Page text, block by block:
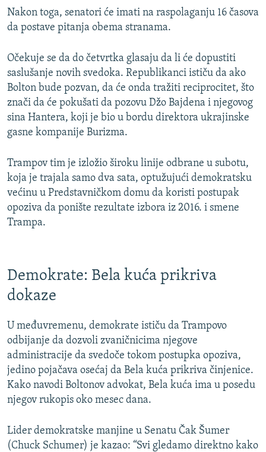
Nakon toga, senatori će imati na raspolaganju 16 časova
da postave pitanja obema stranama.
Očekuje se da do četvrtka glasaju da li će dopustiti
saslušanje novih svedoka. Republikanci ističu da ako
Bolton bude pozvan, da će onda tražiti reciprocitet, što
znači da će pokušati da pozovu Džo Bajdena i njegovog
sina Hantera, koji je bio u bordu direktora ukrajinske
gasne kompanije Burizma.
Trampov tim je izložio široku linije odbrane u subotu,
koja je trajala samo dva sata, optužujući demokratsku
većinu u Predstavničkom domu da koristi postupak
opoziva da ponište rezultate izbora iz 2016. i smene
Trampa.
Demokrate: Bela kuća prikriva
dokaze
U međuvremenu, demokrate ističu da Trampovo
odbijanje da dozvoli zvaničnicima njegove
administracije da svedoče tokom postupka opoziva,
jedino pojačava osećaj da Bela kuća prikriva činjenice.
Kako navodi Boltonov advokat, Bela kuća ima u posedu
njegov rukopis oko mesec dana.
Lider demokratske manjine u Senatu Čak Šumer
(Chuck Schumer) je kazao: “Svi gledamo direktno kako